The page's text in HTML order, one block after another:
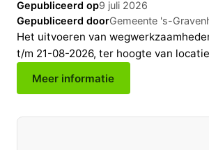
Gepubliceerd op9 juli 2026
Gepubliceerd doorGemeente 's-
Het uitvoeren van
t/m 21-08-2026, ter hoogte van
Meer informatie